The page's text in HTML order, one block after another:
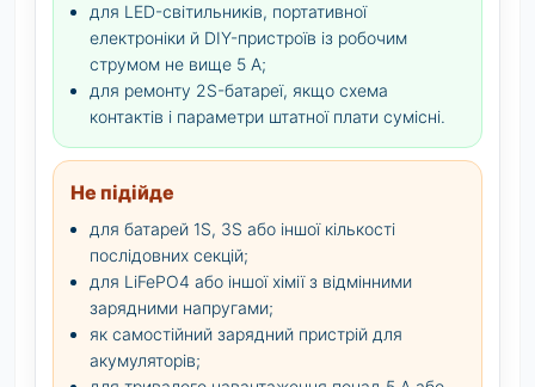
для LED-світильників, портативної
електроніки й DIY-пристроїв із робочим
струмом не вище 5 А;
для ремонту 2S-батареї, якщо схема
контактів і параметри штатної плати сумісні.
Не підійде
для батарей 1S, 3S або іншої кількості
послідовних секцій;
для LiFePO4 або іншої хімії з відмінними
зарядними напругами;
як самостійний зарядний пристрій для
акумуляторів;